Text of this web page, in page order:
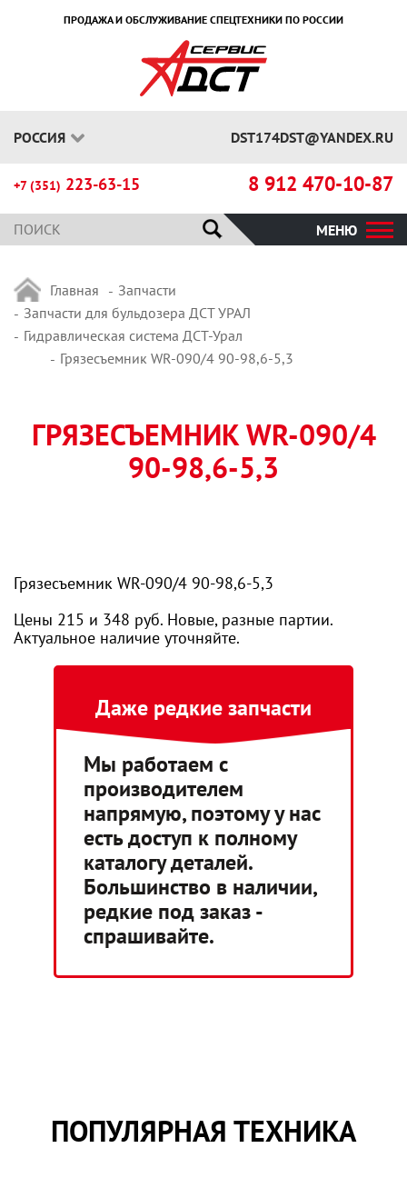
ПРОДАЖА И ОБСЛУЖИВАНИЕ СПЕЦТЕХНИКИ ПО РОССИИ
РОССИЯ DST174DST@YANDEX.RU
+7 (351) 223-63-15 8 912 470-10-87
МЕНЮ
Главная
Запчасти
Запчасти для бульдозера ДСТ УРАЛ
Гидравлическая система ДСТ-Урал
Грязесъемник WR-090/4 90-98,6-5,3
ГРЯЗЕСЪЕМНИК WR-090/4
90-98,6-5,3
Грязесъемник WR-090/4 90-98,6-5,3
Цены 215 и 348 руб. Новые, разные партии.
Актуальное наличие уточняйте.
Даже редкие запчасти
Мы работаем с
производителем
напрямую, поэтому у нас
есть доступ к полному
каталогу деталей.
Большинство в наличии,
редкие под заказ -
спрашивайте.
ПОПУЛЯРНАЯ ТЕХНИКА